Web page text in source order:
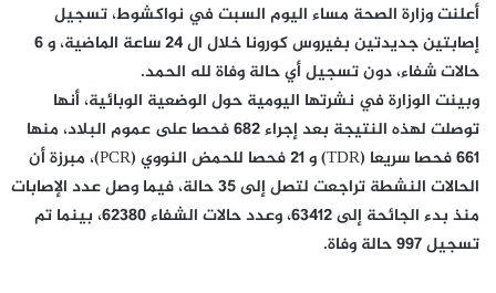
أعلنت وزارة الصحة مساء اليوم السبت في نواكشوط، تسجيل
إصابتين جديدتين بفيروس كورونا خلال ال 24 ساعة الماضية، و 6
حالات شفاء، دون تسجيل أي حالة وفاة لله الحمد.
وبينت الوزارة في نشرتها اليومية حول الوضعية الوبائية، أنها
توصلت لهذه النتيجة بعد إجراء 682 فحصا على عموم البلاد، منها
661 فحصا سريعا (TDR) و 21 فحصا للحمض النووي (PCR)، مبرزة أن
الحالات النشطة تراجعت لتصل إلى 35 حالة، فيما وصل عدد الإصابات
منذ بدء الجائحة إلى 63412، وعدد حالات الشفاء 62380، بينما تم
تسجيل 997 حالة وفاة.